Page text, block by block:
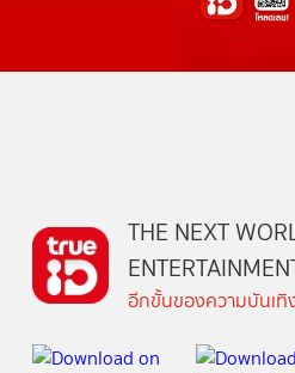
THE NEXT
อีกขั้นของความบันเทิ